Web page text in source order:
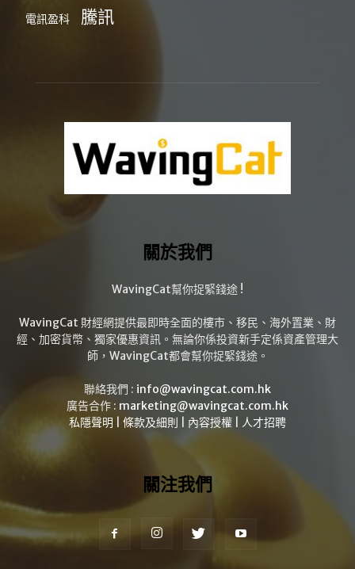
電訊盈科 騰訊
關於我們
WavingCat幫你捉緊錢途 !
WavingCat 財經網提供最即時全面的樓市、移民、海外置業、財
經、加密貨幣、獨家優惠資訊。無論你係投資新手定係資產管理大
師，WavingCat都會幫你捉緊錢途。
聯絡我們 : info@wavingcat.com.hk
廣告合作 : marketing@wavingcat.com.hk
私隱聲明
條款及細則 內容授權 人才招聘
關注我們